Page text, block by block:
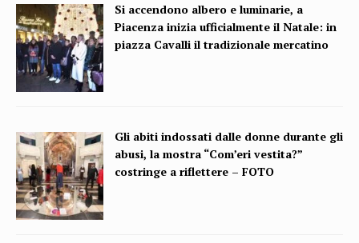
Si accendono albero e luminarie, a
Piacenza inizia ufficialmente il Natale: in
piazza Cavalli il tradizionale mercatino
Gli abiti indossati dalle donne durante gli
abusi, la mostra “Com’eri vestita?”
costringe a riflettere – FOTO